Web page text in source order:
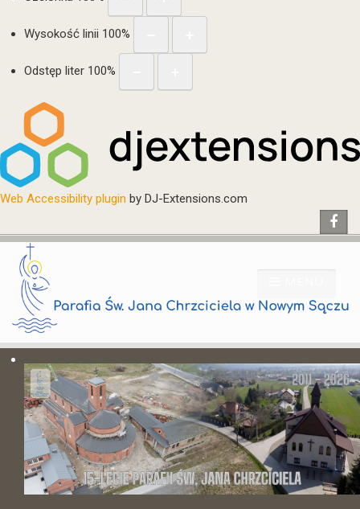
Wysokość linii 100%
Odstęp liter 100%
Web Accessibility plugin by DJ-Extensions.com